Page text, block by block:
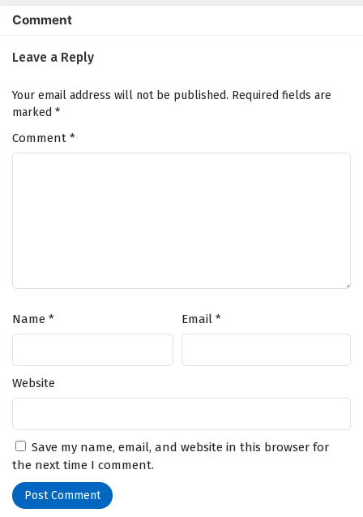
Comment
Leave a Reply
Your email address will not be published. Required fields are
marked *
Comment *
Name * Email *
Website
Save my name, email, and website in this browser for
the next time I comment.